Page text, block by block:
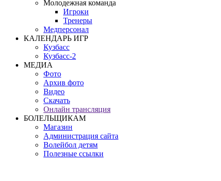
Молодежная команда
Игроки
Тренеры
Медперсонал
КАЛЕНДАРЬ ИГР
Кузбасс
Кузбасс-2
МЕДИА
Фото
Архив фото
Видео
Скачать
Онлайн трансляция
БОЛЕЛЬЩИКАМ
Магазин
Администрация сайта
Волейбол детям
Полезные ссылки